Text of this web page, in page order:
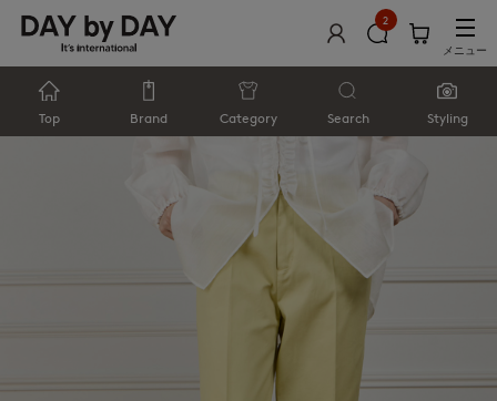
2
メニュー
Top Brand Category Search Styling